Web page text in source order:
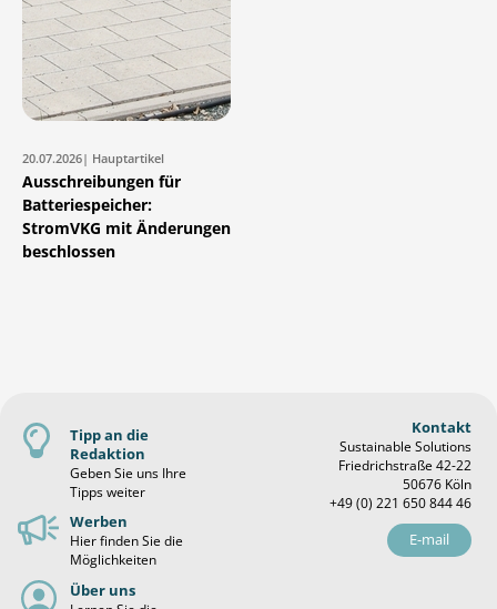
20.07.2026| Hauptartikel
Ausschreibungen für
Batteriespeicher:
StromVKG mit Änderungen
beschlossen
Tipp an die
Redaktion
Geben Sie uns Ihre
Tipps weiter
Werben
Hier finden Sie die
Möglichkeiten
Über uns
Kontakt
Sustainable Solutions
Friedrichstraße 42-22
50676 Köln
+49 (0) 221 650 844 46
E-mail